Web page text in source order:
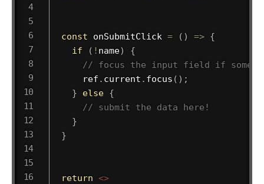
const onSubmitClick = ( ) => {
if
( ! name)
{
// focus the input field if
      ref
. current . focus ( ) ;
}
else {
// submit the data here!
}
}
return <>